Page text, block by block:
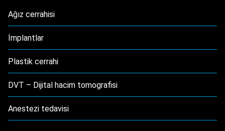
Ağız cerrahisi
İmplantlar
Plastik cerrahi
DVT – Dijital hacim tomografisi
Anestezi tedavisi